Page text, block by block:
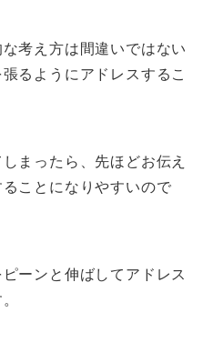
考え方は間違いではない
るようにアドレスするこ
まったら、先ほどお伝え
ことになりやすいので
ーンと伸ばしてアドレス